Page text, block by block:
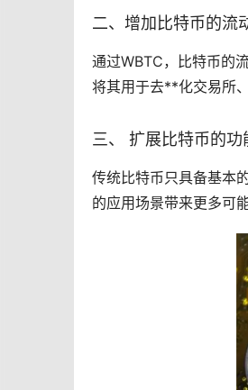
二、增加比特币的流
通过WBTC，比特币的
将其用于去**化交易所
三、 扩展比特币的功
传统比特币只具备基本
的应用场景带来更多可